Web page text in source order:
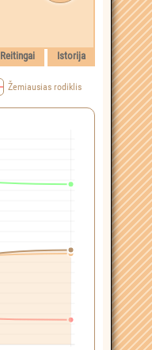
Reitingai Istorija
Žemiausias rodiklis